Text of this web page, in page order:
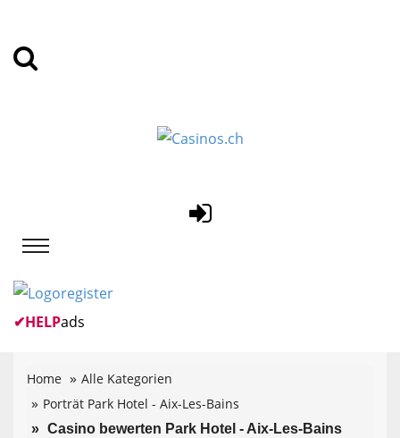
✔HELPads
Home
Alle Kategorien
Porträt Park Hotel - Aix-Les-Bains
Casino bewerten Park Hotel - Aix-Les-Bains